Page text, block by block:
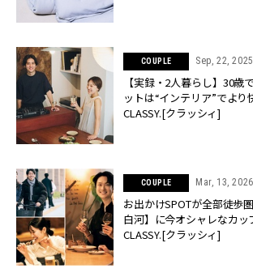
COUPLE Sep, 22, 2025
【実録・2人暮らし】30歳
ットは“インテリア”でより
CLASSY.[クラッシィ]
COUPLE Mar, 13, 2026
お出かけSPOTが全部徒歩
白河】に今オシャレなカッ
CLASSY.[クラッシィ]